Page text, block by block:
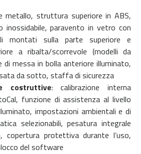
metallo, struttura superiore in ABS,
inossidabile, paravento in vetro con
montati sulla parte superiore e
a ribalta/scorrevole (modelli da
di messa in bolla anteriore illuminato,
da sotto, staffa di sicurezza
costruttive: calibrazione interna
funzione di assistenza al livello
impostazioni ambientali e di
selezionabili, pesatura integrale
protettiva durante l’uso,
del software